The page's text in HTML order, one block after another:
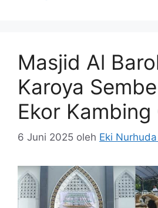
Masjid Al
Karoya
Ekor Kambing
6 Juni 2025 oleh Eki